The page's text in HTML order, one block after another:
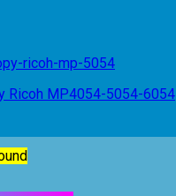
Ricoh MP4054-5054-6054